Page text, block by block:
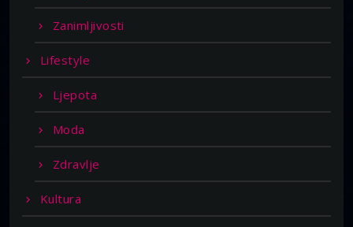
Zanimljivosti
Lifestyle
Ljepota
Moda
Zdravlje
Kultura